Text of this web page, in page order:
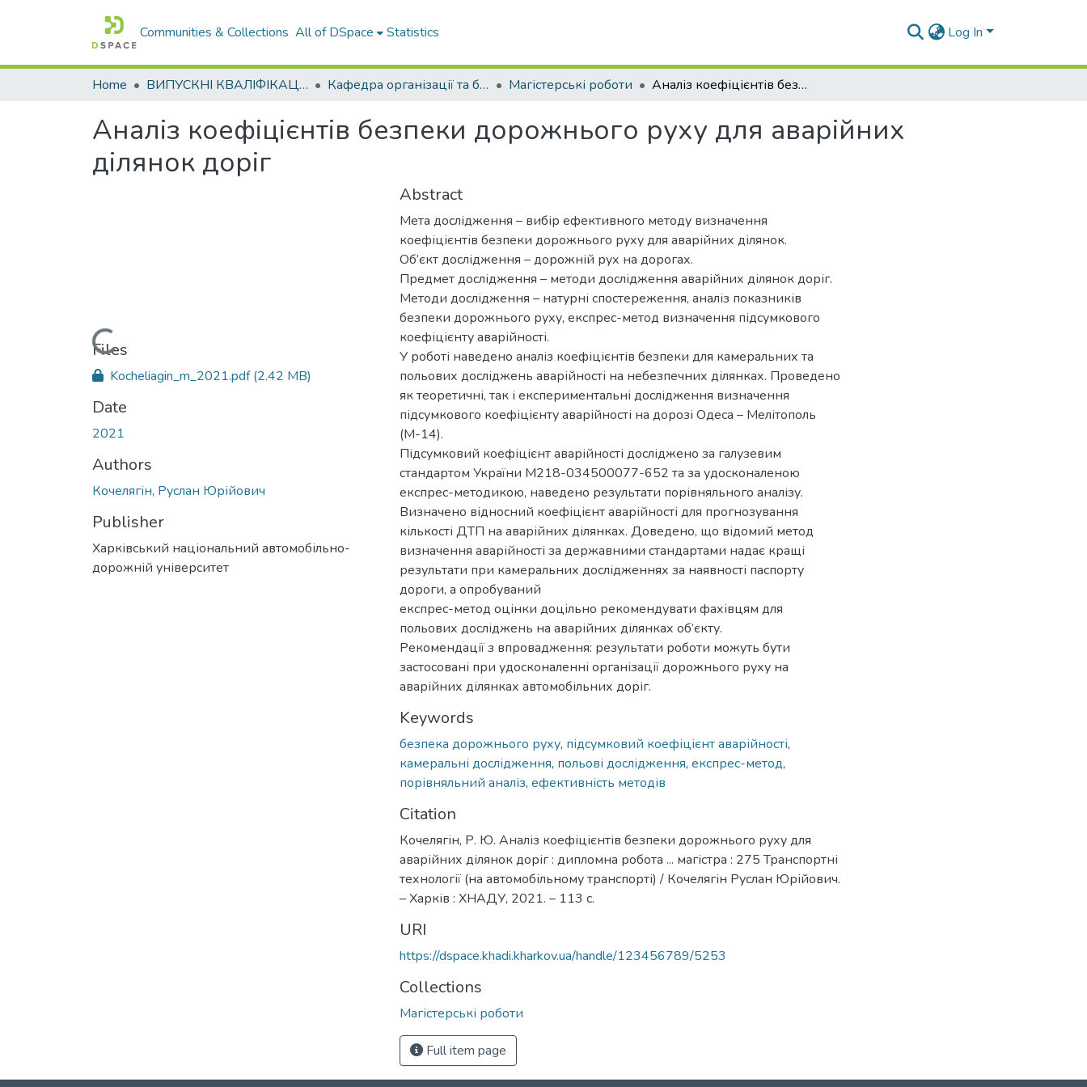
Communities & Collections All of DSpace Statistics Log In
Home ВИПУСКНІ КВАЛІФІКАЦІЙНІ РОБОТИ Кафедра організації та безпеки дорожнього руху Магістерські роботи Аналіз коефіцієнтів безпеки дорожнього руху для аварійних ділянок доріг
Аналіз коефіцієнтів безпеки дорожнього руху для аварійних
ділянок доріг
Loading...
Files
Kocheliagin_m_2021.pdf(2.42 MB)
Date
2021
Authors
Кочелягін, Руслан Юрійович
Publisher
Харківський національний автомобільно-
дорожній університет
Abstract
Мета дослідження – вибір ефективного методу визначення
коефіцієнтів безпеки дорожнього руху для аварійних ділянок.
Об’єкт дослідження – дорожній рух на дорогах.
Предмет дослідження – методи дослідження аварійних ділянок доріг.
Методи дослідження – натурні спостереження, аналіз показників
безпеки дорожнього руху, експрес-метод визначення підсумкового
коефіцієнту аварійності.
У роботі наведено аналіз коефіцієнтів безпеки для камеральних та
польових досліджень аварійності на небезпечних ділянках. Проведено
як теоретичні, так і експериментальні дослідження визначення
підсумкового коефіцієнту аварійності на дорозі Одеса – Мелітополь
(М-14).
Підсумковий коефіцієнт аварійності досліджено за галузевим
стандартом України М218-034500077-652 та за удосконаленою
експрес-методикою, наведено результати порівняльного аналізу.
Визначено відносний коефіцієнт аварійності для прогнозування
кількості ДТП на аварійних ділянках. Доведено, що відомий метод
визначення аварійності за державними стандартами надає кращі
результати при камеральних дослідженнях за наявності паспорту
дороги, а опробуваний
експрес-метод оцінки доцільно рекомендувати фахівцям для
польових досліджень на аварійних ділянках об’єкту.
Рекомендації з впровадження: результати роботи можуть бути
застосовані при удосконаленні організації дорожнього руху на
аварійних ділянках автомобільних доріг.
Keywords
безпека дорожнього руху, підсумковий коефіцієнт аварійності,
камеральні дослідження, польові дослідження, експрес-метод,
порівняльний аналіз, ефективність методів
Citation
Кочелягін, Р. Ю. Аналіз коефіцієнтів безпеки дорожнього руху для
аварійних ділянок доріг : дипломна робота ... магістра : 275 Транспортні
технології (на автомобільному транспорті) / Кочелягін Руслан Юрійович.
– Харків : ХНАДУ, 2021. – 113 с.
URI
https://dspace.khadi.kharkov.ua/handle/123456789/5253
Collections
Магістерські роботи
Full item page